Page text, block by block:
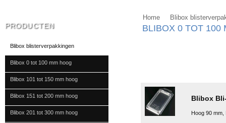
PRODUCTEN
Blibox blisterverpakkingen
Blibox 0 tot 100 mm hoog
Blibox 101 tot 150 mm hoog
Blibox 151 tot 200 mm hoog
Blibox 201 tot 300 mm hoog
Home Blibox
BLIBOX 0 TOT 100
Blibox
Hoog 90 mm,